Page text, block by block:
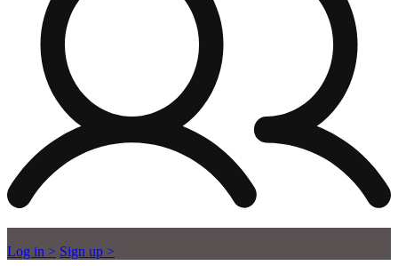
Log in > Sign up >